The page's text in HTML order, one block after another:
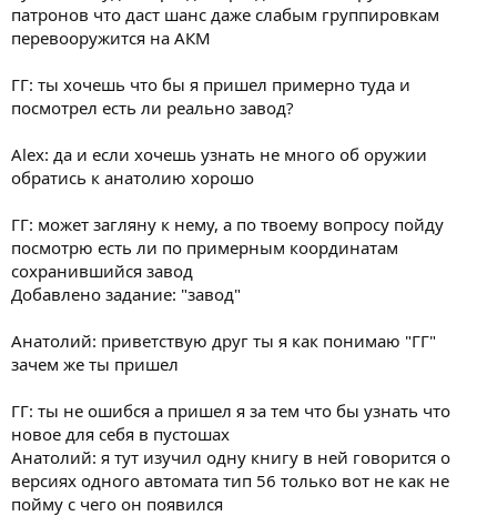
патронов что даст шанс даже слабым группировкам
перевооружится на АКМ
ГГ: ты хочешь что бы я пришел примерно туда и
посмотрел есть ли реально завод?
Alex: да и если хочешь узнать не много об оружии
обратись к анатолию хорошо
ГГ: может загляну к нему, а по твоему вопросу пойду
посмотрю есть ли по примерным координатам
сохранившийся завод
Добавлено задание: "завод"
Анатолий: приветствую друг ты я как понимаю "ГГ"
зачем же ты пришел
ГГ: ты не ошибся а пришел я за тем что бы узнать что
новое для себя в пустошах
Анатолий: я тут изучил одну книгу в ней говорится о
версиях одного автомата тип 56 только вот не как не
пойму с чего он появился